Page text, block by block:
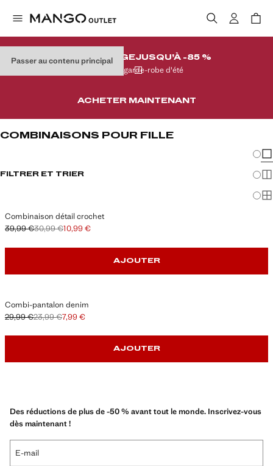
Passer au contenu principal
DESTOCKAGEJUSQU’À -85 %
Sur votre garde-robe d'été
ACHETER MAINTENANT
COMBINAISONS POUR FILLE
FILTRER ET TRIER
Combinaison détail crochet
Prix initial barré [39,99 € ]
39,99 €
Deuxième prix barré [30,99 € ]
30,99 €
Prix actuel [10,99 € ]10,99 €
AJOUTER
Combi-pantalon denim
Prix initial barré [29,99 € ]
29,99 €
Deuxième prix barré [23,99 € ]
23,99 €
Prix actuel [7,99 € ]7,99 €
AJOUTER
Des réductions de plus de -50 % avant tout le monde. Inscrivez-vous
dès maintenant !
E-mail